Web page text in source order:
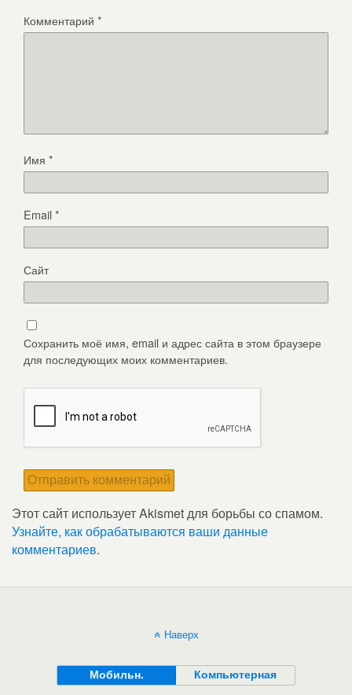
Комментарий *
Имя *
Email*
Сайт
Сохранить моё имя, email и адрес сайта в этом браузере
для последующих моих комментариев.
Этот сайт использует Akismet для борьбы со спамом.
Узнайте, как обрабатываются ваши данные
комментариев.
Наверх
Мобильн. Компьютерная